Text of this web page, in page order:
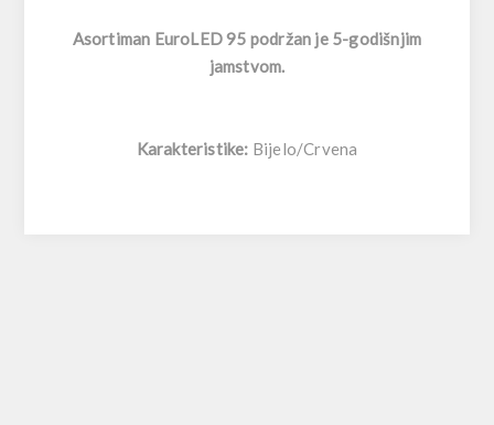
Asortiman EuroLED 95 podržan je 5-godišnjim
jamstvom.
Karakteristike: Bijelo/Crvena